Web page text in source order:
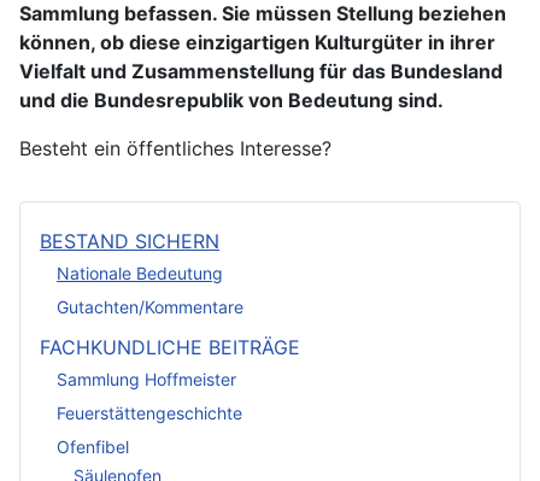
BESTAND SICHERN
Nationale Bedeutung
Gutachten/Kommentare
FACHKUNDLICHE BEITRÄGE
Sammlung Hoffmeister
Feuerstättengeschichte
Ofenfibel
Säulenofen
Sammlung befassen. Sie müssen Stellung beziehen
können, ob diese einzigartigen Kulturgüter in ihrer
Vielfalt und Zusammenstellung für das Bundesland
und die Bundesrepublik von Bedeutung sind.
Besteht ein öffentliches Interesse?